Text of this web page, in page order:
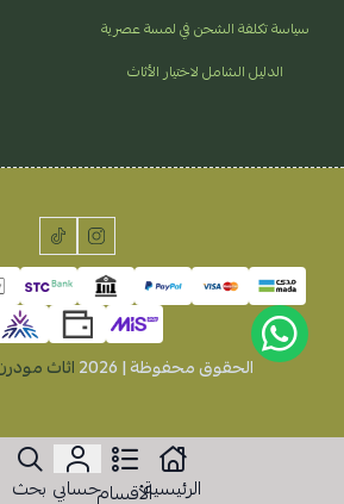
سياسة تكلفة الشحن في لمسة عصرية
الدليل الشامل لاختيار الأثاث
الحقوق محفوظة | 2026 اثاث
الرئيسيةالأقسامحسابي بحث